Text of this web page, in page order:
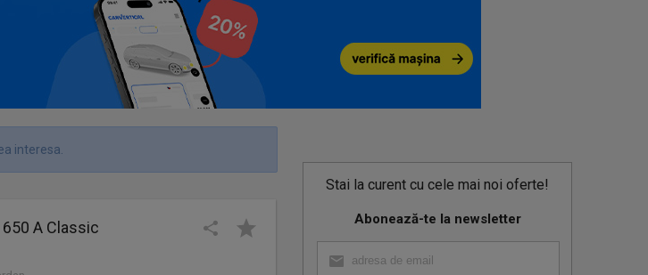
Stai la curent cu cele mai noi oferte!
Abonează-te la newsletter
interesa.
A Classic